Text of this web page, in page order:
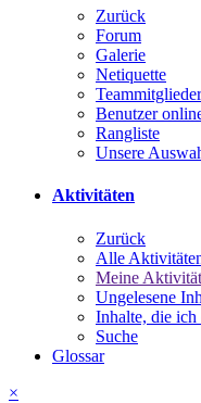
Zurück
Forum
Galerie
Netiquette
Teammitglieder
Benutzer
Rangliste
Unsere
Aktivitäten
Zurück
Alle
Meine
Ungelesene
Inhalte, die ich
Suche
Glossar
×